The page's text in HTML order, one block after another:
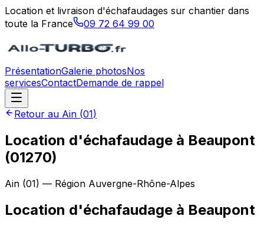
Location et livraison d'échafaudages sur chantier dans
toute la France
09 72 64 99 00
PrésentationGalerie photosNos
servicesContactDemande de rappel
Retour au Ain (01)
Location d'échafaudage à Beaupont
(01270)
Ain (01) — Région Auvergne-Rhône-Alpes
Location d'échafaudage à Beaupont